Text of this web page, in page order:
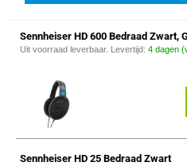
Sennheiser HD 600 Bedraad Zwart,
Uit voorraad leverbaar. Levertijd: 4 dagen
Sennheiser HD 25 Bedraad Zwart